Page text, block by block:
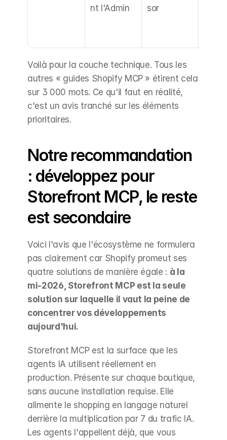
nt l'Admin
sor
Voilà pour la couche technique. Tous les
autres « guides Shopify MCP » étirent cela
sur 3 000 mots. Ce qu'il faut en réalité,
c'est un avis tranché sur les éléments
prioritaires.
Notre recommandation
: développez pour
Storefront MCP, le reste
est secondaire
Voici l'avis que l'écosystème ne formulera
pas clairement car Shopify promeut ses
quatre solutions de manière égale : à la
mi-2026, Storefront MCP est la seule
solution sur laquelle il vaut la peine de
concentrer vos développements
aujourd'hui.
Storefront MCP est la surface que les
agents IA utilisent réellement en
production. Présente sur chaque boutique,
sans aucune installation requise. Elle
alimente le shopping en langage naturel
derrière la multiplication par 7 du trafic IA.
Les agents l'appellent déjà, que vous